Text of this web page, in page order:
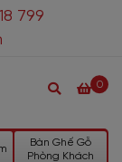
799
0
Bàn Ghế Gỗ
Phòng Khách